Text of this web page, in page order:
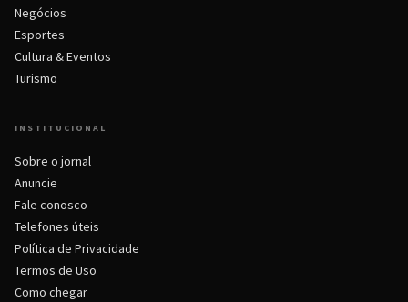
Negócios
Esportes
Cultura & Eventos
Turismo
INSTITUCIONAL
Sobre o jornal
Anuncie
Fale conosco
Telefones úteis
Política de Privacidade
Termos de Uso
Como chegar